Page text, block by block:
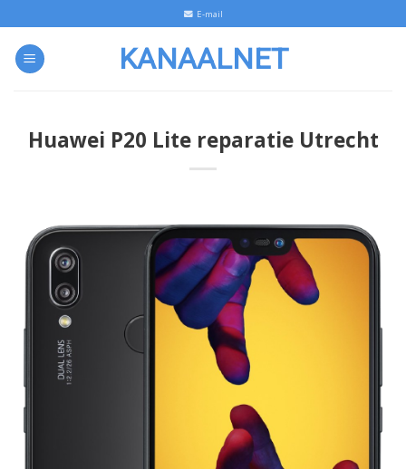
to
content
E-mail
KANAALNET
Huawei P20 Lite reparatie Utrecht